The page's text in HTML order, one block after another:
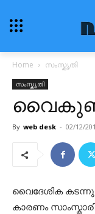
Home സംസ്കൃതി
സംസ്കൃതി
By web desk - 02/12/
വൈദേശിക
കാരണം